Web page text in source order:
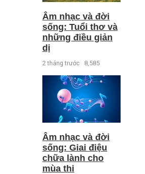
Âm nhạc và đời
sống: Tuổi thơ và
những điều giản
dị
2 tháng trước 8,585
Âm nhạc và đời
sống: Giai điệu
chữa lành cho
mùa thi